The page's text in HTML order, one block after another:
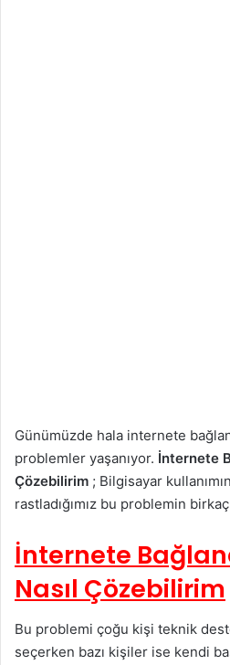
Günümüzde hala internete
problemler yaşanıyor. İnternete
Çözebilirim ; Bilgisayar
rastladığımız bu problemin
İnternete
Nasıl Çözebilirim
Bu problemi çoğu kişi teknik
seçerken bazı kişiler ise kendi